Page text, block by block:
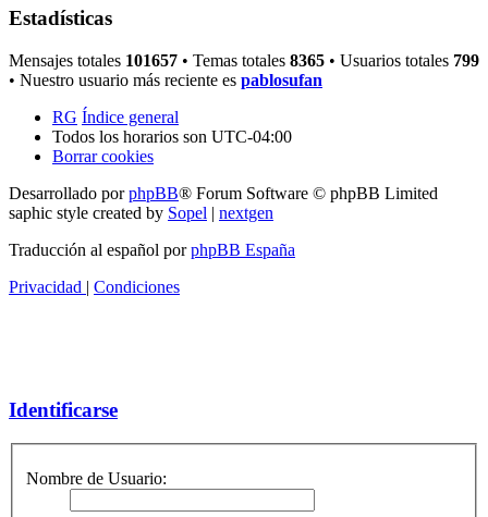
Estadísticas
Mensajes totales 101657 • Temas totales 8365 • Usuarios totales 799
• Nuestro usuario más reciente es pablosufan
RG Índice general
Todos los horarios son UTC-04:00
Borrar cookies
Desarrollado porphpBB® Forum Software © phpBB Limited
saphic style created by Sopel | nextgen
Traducción al español porphpBB España
Privacidad | Condiciones
Identificarse
Nombre de Usuario: